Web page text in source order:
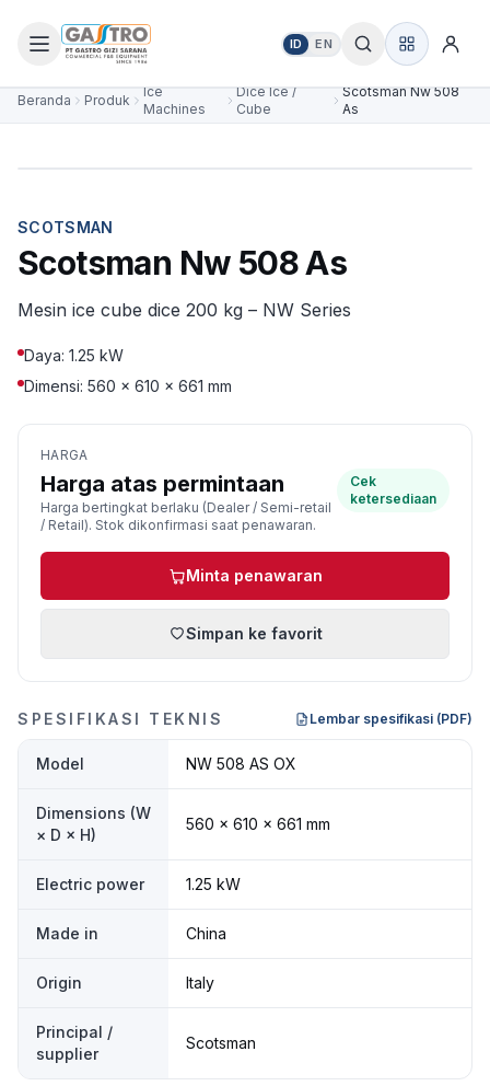
ID EN
Beranda Produk
Ice
Machines
Dice Ice /
Cube
Scotsman Nw 508
As
SCOTSMAN
Scotsman Nw 508 As
Mesin ice cube dice 200 kg – NW Series
Daya: 1.25 kW
Dimensi: 560 × 610 × 661 mm
HARGA
Harga atas permintaan
Harga bertingkat berlaku (Dealer / Semi-retail
/ Retail). Stok dikonfirmasi saat penawaran.
Cek
ketersediaan
Minta penawaran
Simpan ke favorit
SPESIFIKASI TEKNIS Lembar spesifikasi (PDF)
Model NW 508 AS OX
Dimensions (W
× D × H)
560 × 610 × 661 mm
Electric power 1.25 kW
Made in China
Origin Italy
Principal /
supplier
Scotsman